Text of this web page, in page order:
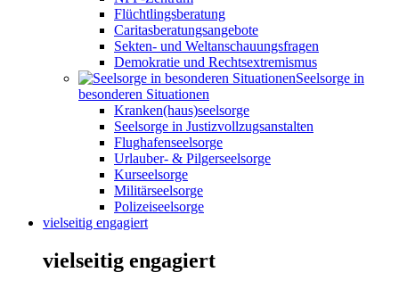
Flüchtlingsberatung
Caritasberatungsangebote
Sekten- und Weltanschauungsfragen
Demokratie und Rechtsextremismus
Seelsorge in
besonderen Situationen
Kranken(haus)seelsorge
Seelsorge in Justizvollzugsanstalten
Flughafenseelsorge
Urlauber- & Pilgerseelsorge
Kurseelsorge
Militärseelsorge
Polizeiseelsorge
vielseitig engagiert
vielseitig engagiert